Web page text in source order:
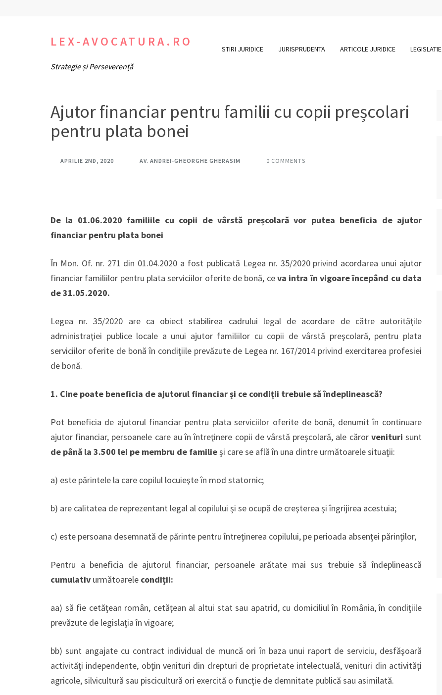
LEX-AVOCATURA.RO
Strategie și Perseverență
STIRI JURIDICE JURISPRUDENTA ARTICOLE JURIDICE LEGISLATIE
Ajutor financiar pentru familii cu copii preșcolari
pentru plata bonei
APRILIE 2ND, 2020 AV. ANDREI-GHEORGHE GHERASIM 0 COMMENTS
De la 01.06.2020 familiile cu copii de vârstă preșcolară vor putea beneficia de ajutor
financiar pentru plata bonei
În Mon. Of. nr. 271 din 01.04.2020 a fost publicată Legea nr. 35/2020 privind acordarea unui ajutor
financiar familiilor pentru plata serviciilor oferite de bonă, ceva intra în vigoare începând cu data
de31.05.2020.
Legea nr. 35/2020 are ca obiect stabilirea cadrului legal de acordare de către autorităţile
administraţiei publice locale a unui ajutor familiilor cu copii de vârstă preşcolară, pentru plata
serviciilor oferite de bonă în condiţiile prevăzute de Legea nr. 167/2014 privind exercitarea profesiei
de bonă.
1. Cine poate beneficia de ajutorul financiar și ce condiții trebuie să îndeplinească?
Pot beneficia de ajutorul financiar pentru plata serviciilor oferite de bonă, denumit în continuare
ajutor financiar, persoanele care au în întreţinere copii de vârstă preşcolară, ale căror veniturisunt
de până la 3.500 lei pe membru de familieşi care se află în una dintre următoarele situaţii:
a) este părintele la care copilul locuieşte în mod statornic;
b) are calitatea de reprezentant legal al copilului şi se ocupă de creşterea şi îngrijirea acestuia;
c) este persoana desemnată de părinte pentru întreţinerea copilului, pe perioada absenţei părinţilor,
Pentru a beneficia de ajutorul financiar, persoanele arătate mai sus trebuie să îndeplinească
cumulativ următoarele condiţii:
aa) să fie cetăţean român, cetăţean al altui stat sau apatrid, cu domiciliul în România, în condiţiile
prevăzute de legislaţia în vigoare;
bb) sunt angajate cu contract individual de muncă ori în baza unui raport de serviciu, desfăşoară
activităţi independente, obţin venituri din drepturi de proprietate intelectuală, venituri din activităţi
agricole, silvicultură sau piscicultură ori exercită o funcţie de demnitate publică sau asimilată.